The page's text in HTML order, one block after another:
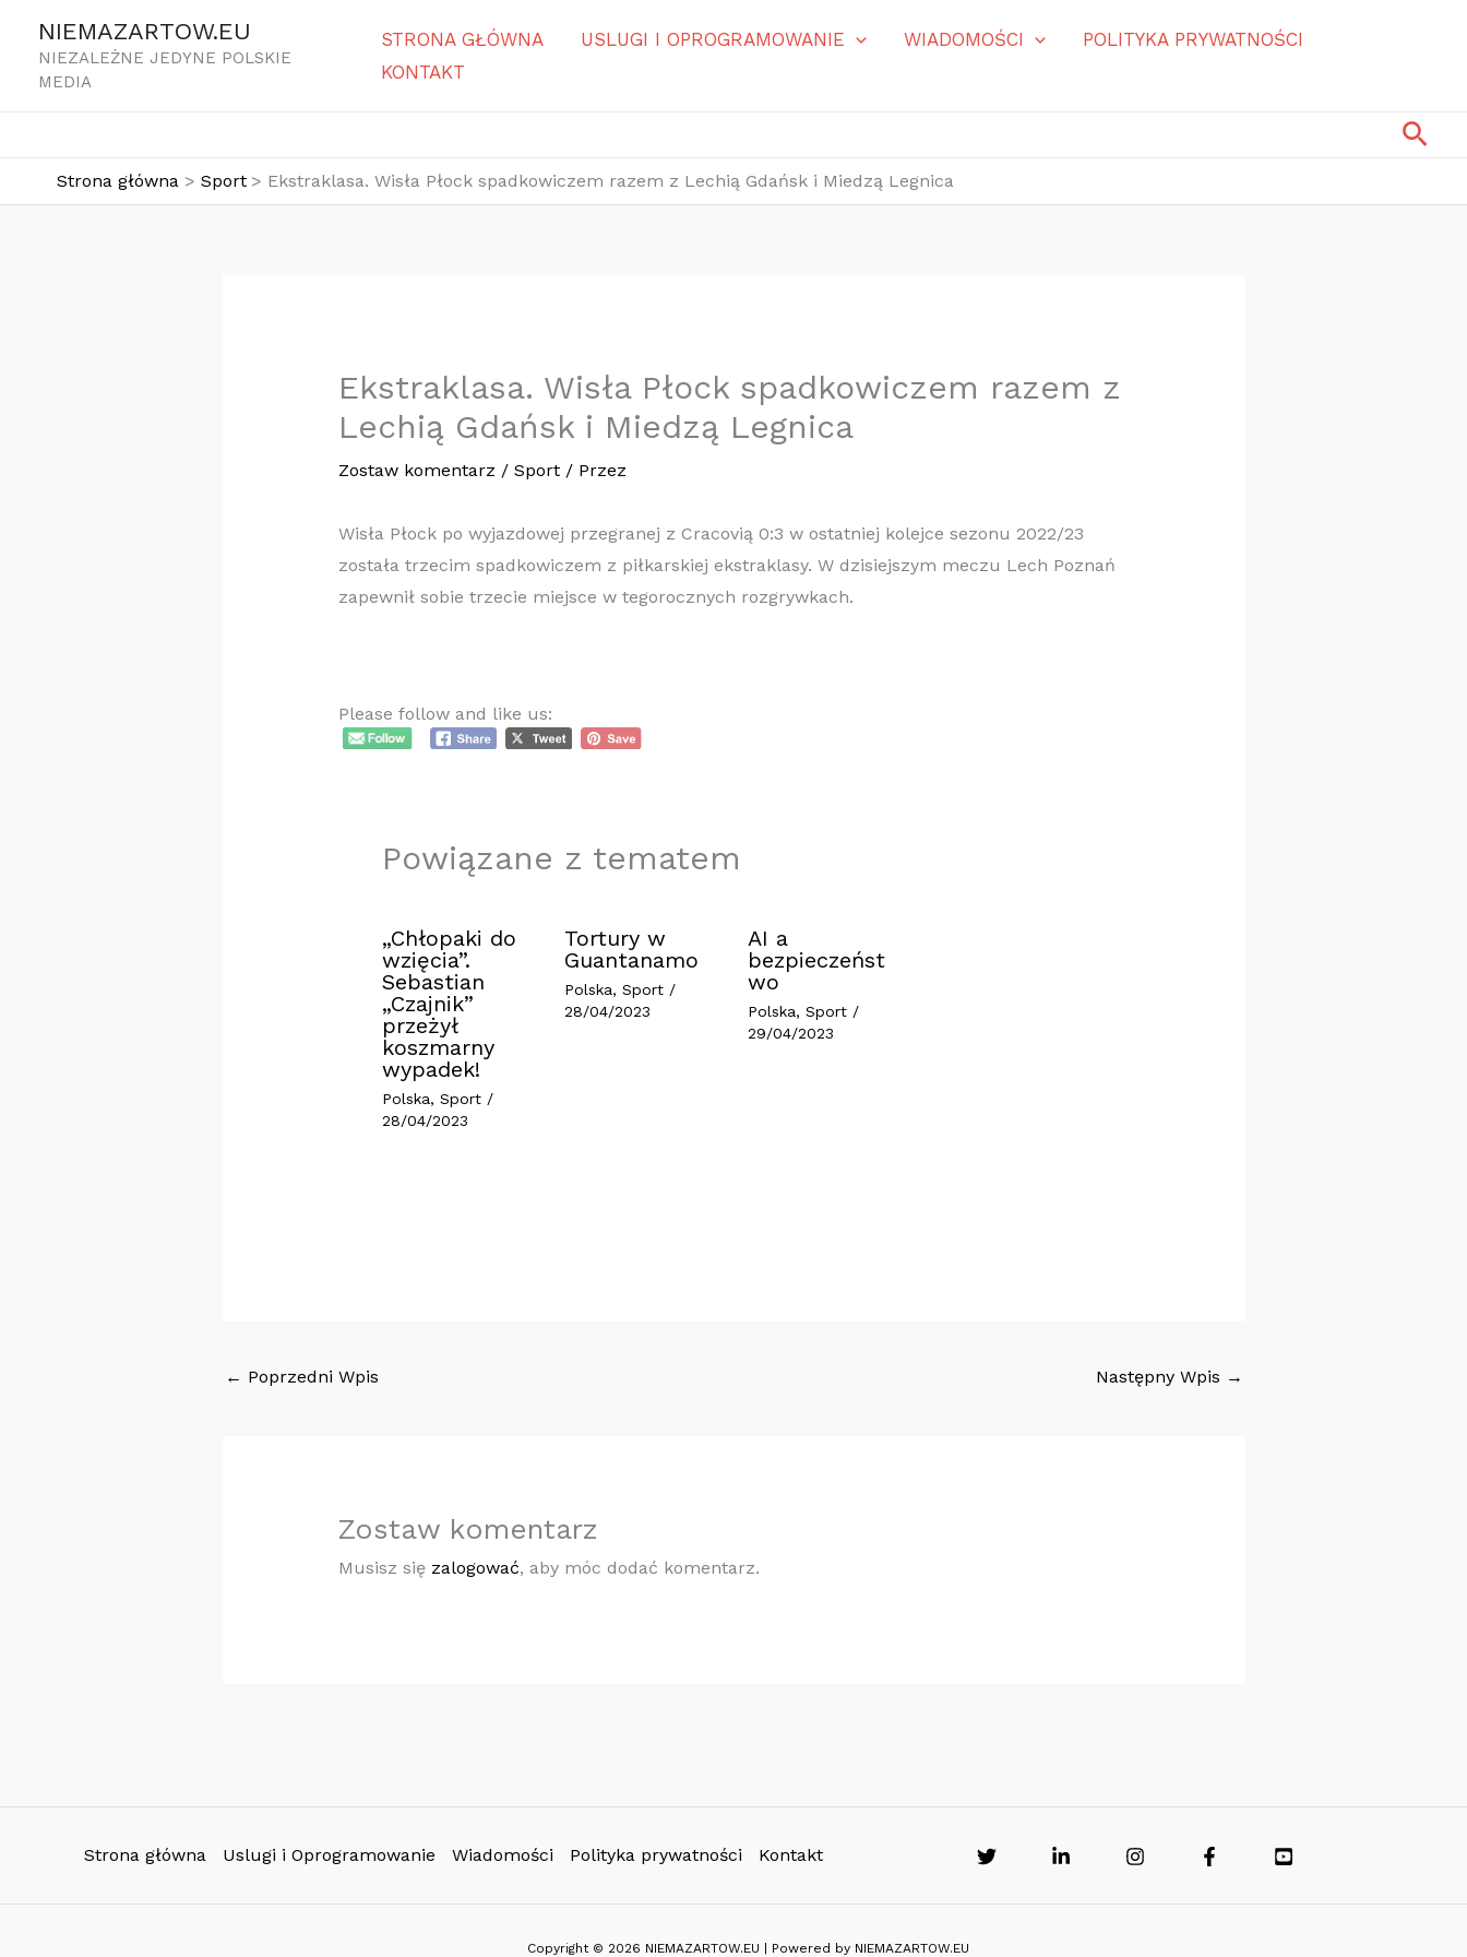
treści
NIEMAZARTOW.EU
NIEZALEŻNE JEDYNE POLSKIE
MEDIA
STRONA GŁÓWNA USLUGI I OPROGRAMOWANIE WIADOMOŚCI
POLITYKA PRYWATNOŚCI
KONTAKT
Strona główna Sport Ekstraklasa. Wisła Płock spadkowiczem razem z Lechią Gdańsk i Miedzą Legnica
Ekstraklasa. Wisła Płock spadkowiczem razem z
Lechią Gdańsk i Miedzą Legnica
Zostaw komentarz /Sport / Przez
Wisła Płock po wyjazdowej przegranej z Cracovią 0:3 w ostatniej kolejce sezonu 2022/23
została trzecim spadkowiczem z piłkarskiej ekstraklasy. W dzisiejszym meczu Lech Poznań
zapewnił sobie trzecie miejsce w tegorocznych rozgrywkach.
Please follow and like us:
Powiązane z tematem
„Chłopaki do
wzięcia”.
Sebastian
„Czajnik”
przeżył
koszmarny
wypadek!
Polska,Sport /
28/04/2023
Tortury w
Guantanamo
Polska,Sport /
28/04/2023
AI a
bezpieczeńst
wo
Polska, Sport/
29/04/2023
← Poprzedni Wpis Następny Wpis →
Zostaw komentarz
Musisz się zalogować, aby móc dodać komentarz.
Strona główna Uslugi i Oprogramowanie Wiadomości Polityka prywatności Kontakt
Copyright © 2026 NIEMAZARTOW.EU | Powered by NIEMAZARTOW.EU